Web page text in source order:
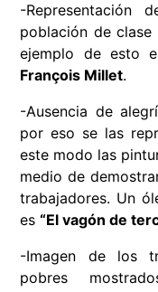
-Representación
población de
ejemplo de esto
François Millet.
-Ausencia de
por eso se las
este modo las
medio de
trabajadores. Un
es“El vagón de
-Imagen de los
pobres